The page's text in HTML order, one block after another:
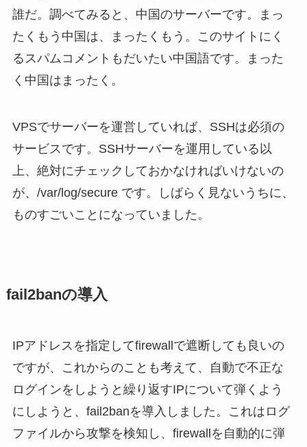
誰だ。調べてみると、中国のサーバーです。まっ
たくもう中国は、まったくもう。このサイトにく
るスパムコメントもだいたい中国語です。まった
く中国はまったく。
VPSでサーバーを運営していれば、SSHは必須の
サービスです。SSHサーバーを運用している以
上、絶対にチェックしておかなければいけないの
が、/var/log/secure です。しばらく見ないうちに、
ものすごいことになっていました。
fail2banの導入
IPアドレスを指定してfirewallで遮断しても良いの
ですが、これからのことも考えて、自動で不正な
ログインをしようと繰り返すIPについて弾くよう
にしようと、fail2banを導入しました。これはログ
ファイルから攻撃を検知し、firewallを自動的に弾